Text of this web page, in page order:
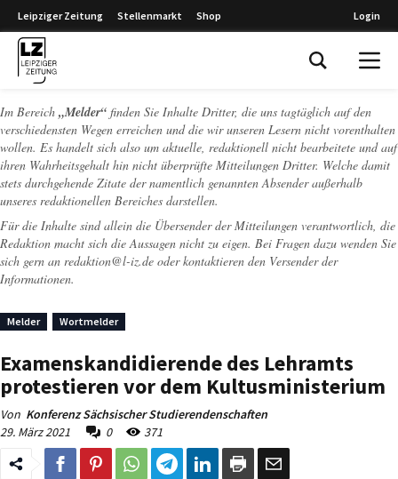
Leipziger Zeitung Stellenmarkt Shop Login
Im Bereich „Melder“ finden Sie Inhalte Dritter, die uns tagtäglich auf den
verschiedensten Wegen erreichen und die wir unseren Lesern nicht vorenthalten
wollen. Es handelt sich also um aktuelle, redaktionell nicht bearbeitete und auf
ihren Wahrheitsgehalt hin nicht überprüfte Mitteilungen Dritter. Welche damit
stets durchgehende Zitate der namentlich genannten Absender außerhalb
unseres redaktionellen Bereiches darstellen.
Für die Inhalte sind allein die Übersender der Mitteilungen verantwortlich, die
Redaktion macht sich die Aussagen nicht zu eigen. Bei Fragen dazu wenden Sie
sich gern an redaktion@l-iz.de oder kontaktieren den Versender der
Informationen.
Melder Wortmelder
Examenskandidierende des Lehramts
protestieren vor dem Kultusministerium
Von Konferenz Sächsischer Studierendenschaften
29. März 2021
0 371